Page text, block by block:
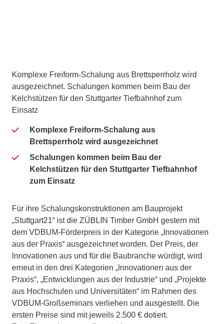
Komplexe Freiform-Schalung aus Brettsperrholz wird
ausgezeichnet. Schalungen kommen beim Bau der
Kelchstützen für den Stuttgarter Tiefbahnhof zum
Einsatz
Komplexe Freiform-Schalung aus
Brettsperrholz wird ausgezeichnet
Schalungen kommen beim Bau der
Kelchstützen für den Stuttgarter Tiefbahnhof
zum Einsatz
Für ihre Schalungskonstruktionen am Bauprojekt
„Stuttgart21“ ist die ZÜBLIN Timber GmbH gestern mit
dem VDBUM-Förderpreis in der Kategorie „Innovationen
aus der Praxis“ ausgezeichnet worden. Der Preis, der
Innovationen aus und für die Baubranche würdigt, wird
erneut in den drei Kategorien „Innovationen aus der
Praxis“, „Entwicklungen aus der Industrie“ und „Projekte
aus Hochschulen und Universitäten“ im Rahmen des
VDBUM-Großseminars verliehen und ausgestellt. Die
ersten Preise sind mit jeweils 2.500 € dotiert.